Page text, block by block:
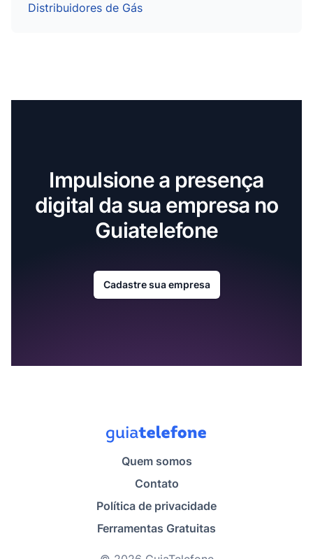
Distribuidores de Gás
Impulsione a presença
digital da sua empresa no
Guiatelefone
Cadastre sua empresa
Quem somos
Contato
Política de privacidade
Ferramentas Gratuitas